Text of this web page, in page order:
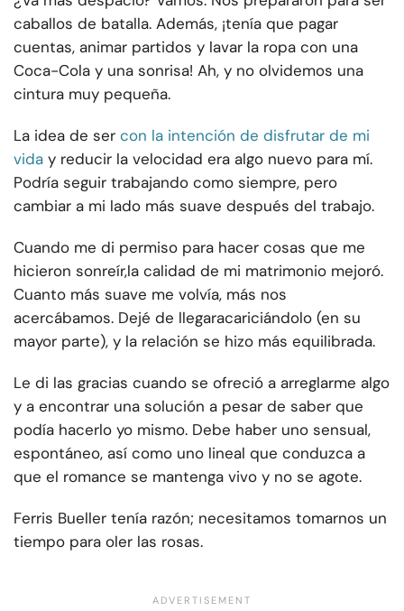
caballos de batalla. Además, ¡tenía que pagar
cuentas, animar partidos y lavar la ropa con una
Coca-Cola y una sonrisa! Ah, y no olvidemos una
cintura muy pequeña.
La idea de ser con la intención de disfrutar de mi
vida y reducir la velocidad era algo nuevo para mí.
Podría seguir trabajando como siempre, pero
cambiar a mi lado más suave después del trabajo.
Cuando me di permiso para hacer cosas que me
hicieron sonreír,la calidad de mi matrimonio mejoró.
Cuanto más suave me volvía, más nos
acercábamos. Dejé de llegaracariciándolo (en su
mayor parte), y la relación se hizo más equilibrada.
Le di las gracias cuando se ofreció a arreglarme algo
y a encontrar una solución a pesar de saber que
podía hacerlo yo mismo. Debe haber uno sensual,
espontáneo, así como uno lineal que conduzca a
que el romance se mantenga vivo y no se agote.
Ferris Bueller tenía razón; necesitamos tomarnos un
tiempo para oler las rosas.